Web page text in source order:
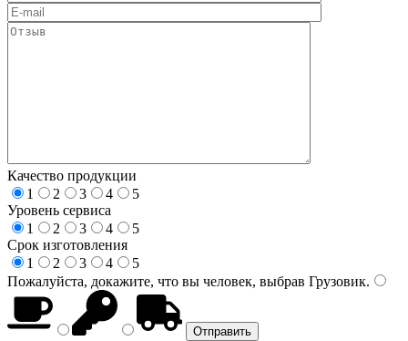
Качество продукции
1
2 3 4
5
Уровень сервиса
1
2 3 4
5
Срок изготовления
1
2 3 4
5
Пожалуйста, докажите, что вы человек, выбрав Грузовик.